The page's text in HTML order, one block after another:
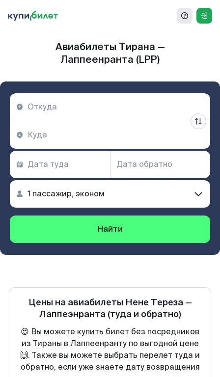
Авиабилеты Тирана —
Лаппеенранта (LPP)
Найти
Цены на авиабилеты Нене Тереза—
Лаппеэнранта (туда и обратно)
😍 Вы можете купить билет без посредников
из Тираны в Лаппеенранту по выгодной цене
🙌. Также вы можете выбрать перелет туда и
обратно, если уже знаете дату возвращения